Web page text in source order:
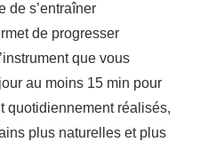
de s’entraîner
de progresser
que vous
au moins 15 min pour
quotidiennement réalisés,
plus naturelles et plus